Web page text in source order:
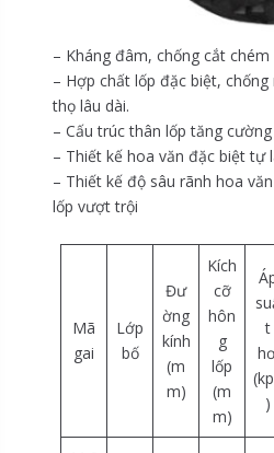
– Kháng đâm, chống cắt
– Hợp chất lốp đặc biệt,
thọ lâu dài.
– Cấu trúc thân lốp tăng
– Thiết kế hoa văn đặc biệt tự
– Thiết kế độ sâu rãnh hoa
lốp vượt trội
Mã
gai
Lớp
bố
Đư
ờng
kính
(m
m)
Kích
cỡ
hôn
g
lốp
(m
m)
t
)